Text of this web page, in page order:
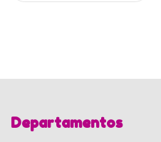
Departamentos